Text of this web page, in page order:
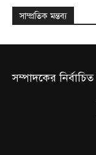
সাম্প্রতিক মন্তব্য
সম্পাদকের নির্বাচিত